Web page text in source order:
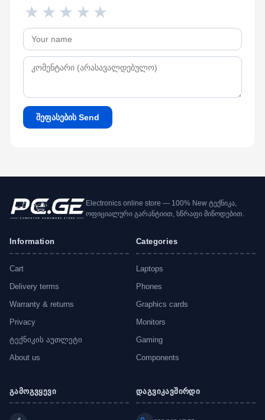
★
★
★
★
★
შეფასების Send
Electronics online store — 100% New ტექნიკა,
ოფიციალური გარანტიით, სწრაფი მიწოდებით.
Information
Cart
Delivery terms
Warranty & returns
Privacy
ტექნიკის აუთლეტი
About us
Categories
Laptops
Phones
Graphics cards
Monitors
Gaming
Components
გამოგვყევი დაგვიკავშირდი